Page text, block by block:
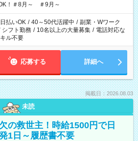
！＃8月～ ＃9月～
日払いOK / 40～50代活躍中 / 副業・Wワーク
シフト勤務 / 10名以上の大量募集 / 電話対応な
ル不要
応募する 詳細へ
掲載日：2026.08.03
未読
の救世主！時給1500円で日
1日～履歴書不要